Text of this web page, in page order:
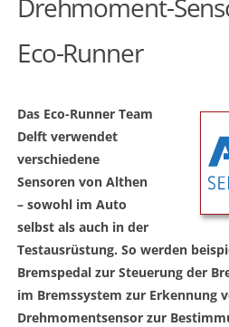
Eco-Runner
Das Eco-Runner Team
Delft verwendet
verschiedene
Sensoren von Althen
– sowohl im Auto
selbst als auch in der
Testausrüstung. So werden
Bremspedal zur Steuerung der
im Bremssystem zur Erkennung
Drehmomentsensor zur